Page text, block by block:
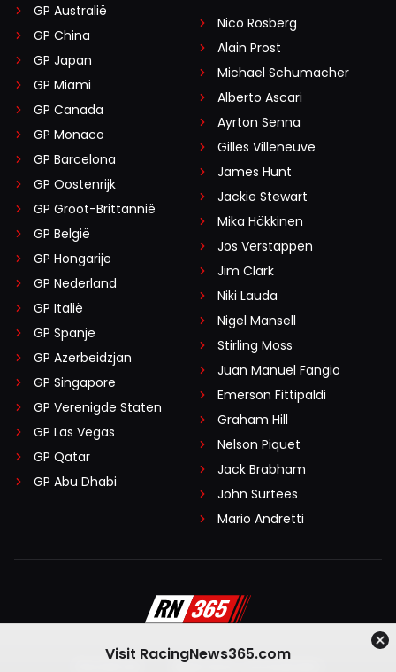
GP Australië
GP China
GP Japan
GP Miami
GP Canada
GP Monaco
GP Barcelona
GP Oostenrijk
GP Groot-Brittannië
GP België
GP Hongarije
GP Nederland
GP Italië
GP Spanje
GP Azerbeidzjan
GP Singapore
GP Verenigde Staten
GP Las Vegas
GP Qatar
GP Abu Dhabi
Nico Rosberg
Alain Prost
Michael Schumacher
Alberto Ascari
Ayrton Senna
Gilles Villeneuve
James Hunt
Jackie Stewart
Mika Häkkinen
Jos Verstappen
Jim Clark
Niki Lauda
Nigel Mansell
Stirling Moss
Juan Manuel Fangio
Emerson Fittipaldi
Graham Hill
Nelson Piquet
Jack Brabham
John Surtees
Mario Andretti
Algemene voorwaarden
Visit RacingNews365.com